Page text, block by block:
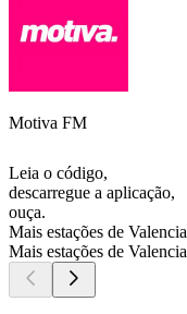
Motiva FM
Leia o código,
descarregue a aplicação,
ouça.
Mais estações de Valencia
Mais estações de Valencia